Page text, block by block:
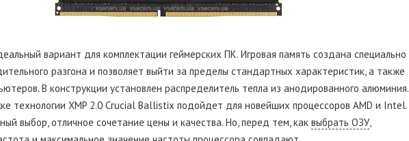
вариант для комплектации геймерских ПК. Игровая память создана специально
разгона и позволяет выйти за пределы стандартных характеристик, а также
В конструкции установлен распределитель тепла из анодированного алюминия.
технологии XMP 2.0 Crucial Ballistix подойдет для новейших процессоров AMD и Intel.
выбор, отличное сочетание цены и качества. Но, перед тем, как выбрать ОЗУ,